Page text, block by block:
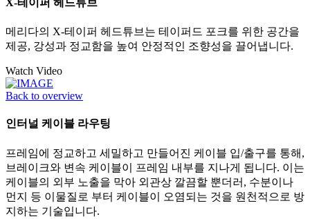
메리다의 X-테이퍼 헤드튜브는 테이퍼드 포크를 위한 공간을
제공, 강성과 정교함을 높여 안정적인 조향성을 끌어냅니다.
Watch Video
Back to overview
인터널 케이블 라우팅
프레임에 정교하고 세밀하고 만들어진 케이블 입/출구를 통해,
브레이크와 변속 케이블이 프레임 내부를 지나게 됩니다. 이는
케이블의 외부 노출을 막아 외관상 깔끔할 뿐더러, 수분이나
먼지 등 이물질로 부터 케이블이 오염되는 것을 원천적으로 방
지하는 기술입니다.